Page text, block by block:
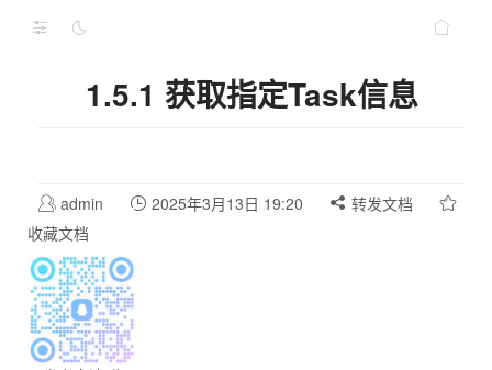
1.5.1 获取指定Task信息
admin 2025年3月13日 19:20
转发文档
收藏文档